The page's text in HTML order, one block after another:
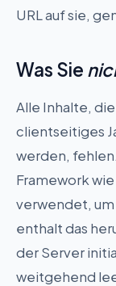
URL auf sie,
Was Sie
Alle Inhalte,
clientseitiges
werden,
Framework
verwendet,
enthalt das
der Server
weitgehend